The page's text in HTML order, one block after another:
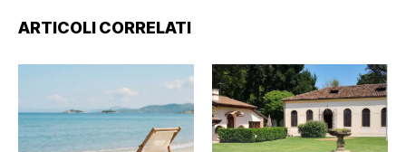
ARTICOLI CORRELATI